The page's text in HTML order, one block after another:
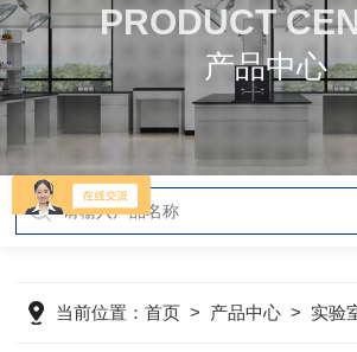
PRODUCT
产品中心
当前位置：首页 > 产品中心 > 实验